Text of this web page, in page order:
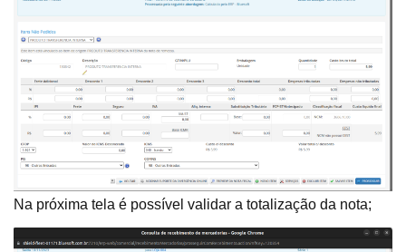
Na próxima tela é possível validar a totalização da nota;